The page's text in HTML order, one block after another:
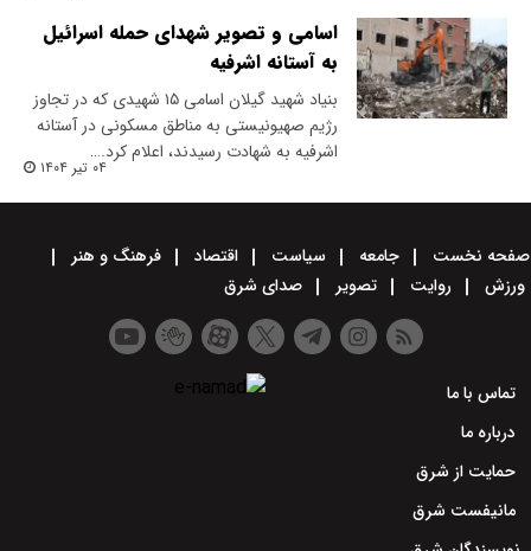
اسامی و تصویر شهدای حمله اسرائیل
به آستانه اشرفیه
بنیاد شهید گیلان اسامی ۱۵ شهیدی که در تجاوز
رژیم صهیونیستی به مناطق مسکونی در آستانه
اشرفیه به شهادت رسیدند، اعلام کرد.…
۰۴ تیر ۱۴۰۴
صفحه نخست جامعه سیاست اقتصاد
فرهنگ و هنر
ورزش
روایت تصویر صدای شرق
تماس با ما
درباره ما
حمایت از شرق
مانیفست شرق